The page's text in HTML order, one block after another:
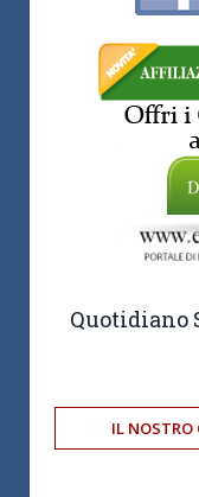
Quotidiano
IL NOSTRO